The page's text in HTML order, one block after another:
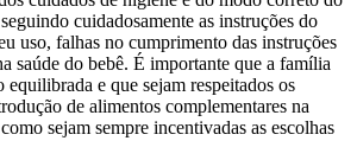
cuidadosamente as instruções do
uso, falhas no cumprimento das instruções
saúde do bebê. É importante que a família
equilibrada e que sejam respeitados os
de alimentos complementares na
sejam sempre incentivadas as escolhas